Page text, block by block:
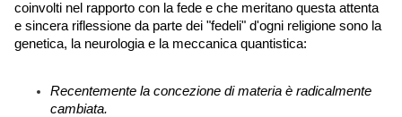
coinvolti nel rapporto con la fede e che meritano questa attenta
e sincera riflessione da parte dei "fedeli" d'ogni religione sono la
genetica, la neurologia e la meccanica quantistica:
Recentemente la concezione di materia è radicalmente
cambiata.